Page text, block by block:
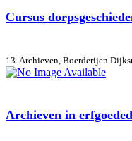
Cursus
13. Archieven, Boerderijen
Archieven in